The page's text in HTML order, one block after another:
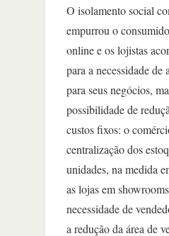
O isolamento social
empurrou o
online e os lojistas
para a necessidade de
para seus negócios,
possibilidade de
custos fixos: o
centralização dos
unidades, na medida
as lojas em
necessidade de
a redução da área de